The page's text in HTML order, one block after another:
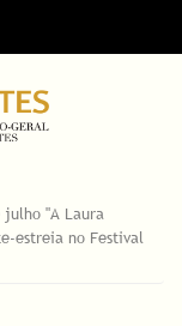
julho "A Laura
estreia no Festival